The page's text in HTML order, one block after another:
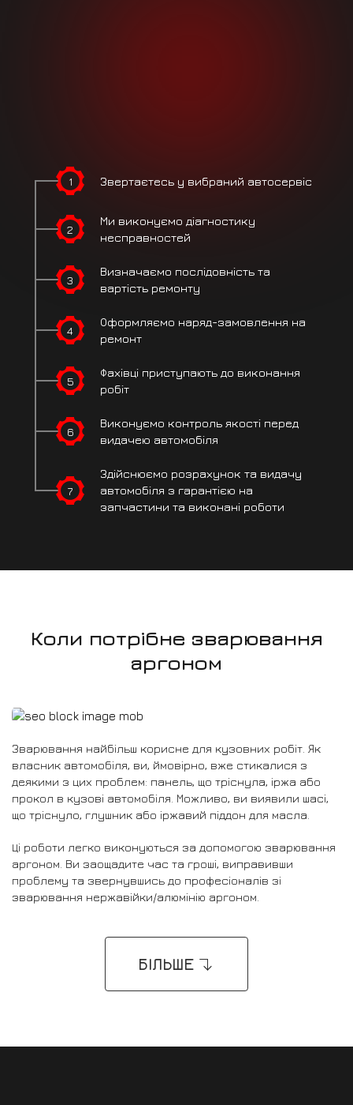
1 Звертаєтесь у вибраний автосервіс
2
Ми виконуємо діагностику
несправностей
3
Визначаємо послідовність та
вартість ремонту
4
Оформляємо наряд-замовлення на
ремонт
5
Фахівці приступають до виконання
робіт
6
Виконуємо контроль якості перед
видачею автомобіля
7
Здійснюємо розрахунок та видачу
автомобіля з гарантією на
запчастини та виконані роботи
Коли потрібне зварювання
аргоном
Зварювання найбільш корисне для кузовних робіт. Як
власник автомобіля, ви, ймовірно, вже стикалися з
деякими з цих проблем: панель, що тріснула, іржа або
прокол в кузові автомобіля. Можливо, ви виявили шасі,
що тріснуло, глушник або іржавий піддон для масла.
Ці роботи легко виконуються за допомогою зварювання
аргоном. Ви заощадите час та гроші, виправивши
проблему та звернувшись до професіоналів зі
зварювання нержавійки/алюмінію аргоном.
БІЛЬШЕ